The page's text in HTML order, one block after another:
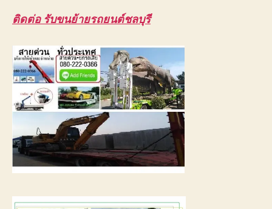
ติดต่อ รับขนย้ายรถยนต์ชลบุรี